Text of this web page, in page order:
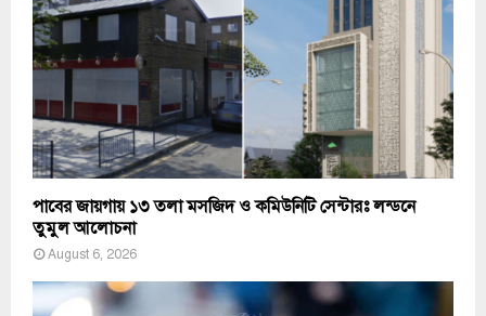
পাবের জায়গায় ১৩ তলা মসজিদ ও কমিউনিটি সেন্টারঃ লন্ডনে
তুমুল আলোচনা
August 6, 2026